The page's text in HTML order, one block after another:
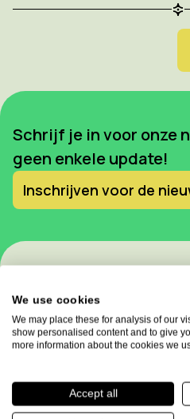
Schrijf je in voor onze
geen enkele update!
Inschrijven voor de
Allkind Group
We use cookies
We may place these for analysis of our
show personalised content and to give
more information about the cookies we
Accept all